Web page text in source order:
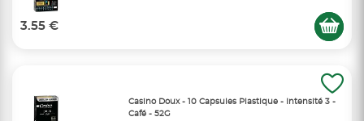
3.55 €
Casino Doux - 10 Capsules Plastique - Intensité 3 -
Café - 52G